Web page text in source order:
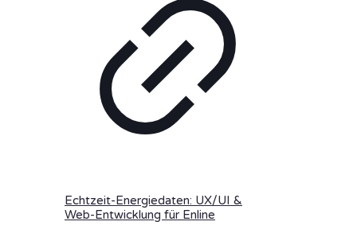
Echtzeit-Energiedaten: UX/UI &
Web-Entwicklung für Enline